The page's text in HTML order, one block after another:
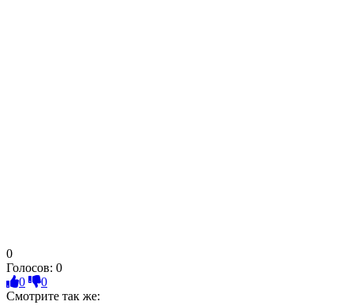
0
Голосов: 0
0
0
Смотрите так же: